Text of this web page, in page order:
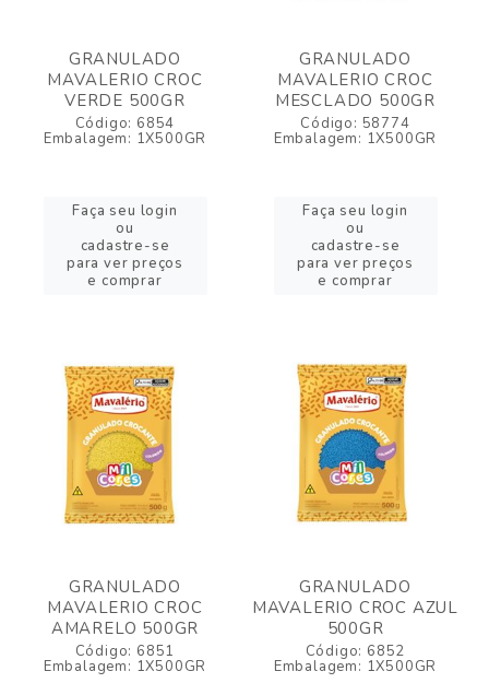
GRANULADO
MAVALERIO CROC
VERDE 500GR
Código: 6854
Embalagem: 1X500GR
Faça seu login
ou
cadastre-se
para ver preços
e comprar
GRANULADO
MAVALERIO CROC
MESCLADO 500GR
Código: 58774
Embalagem: 1X500GR
Faça seu login
ou
cadastre-se
para ver preços
e comprar
GRANULADO
MAVALERIO CROC
AMARELO 500GR
Código: 6851
Embalagem: 1X500GR
GRANULADO
MAVALERIO CROC AZUL
500GR
Código: 6852
Embalagem: 1X500GR